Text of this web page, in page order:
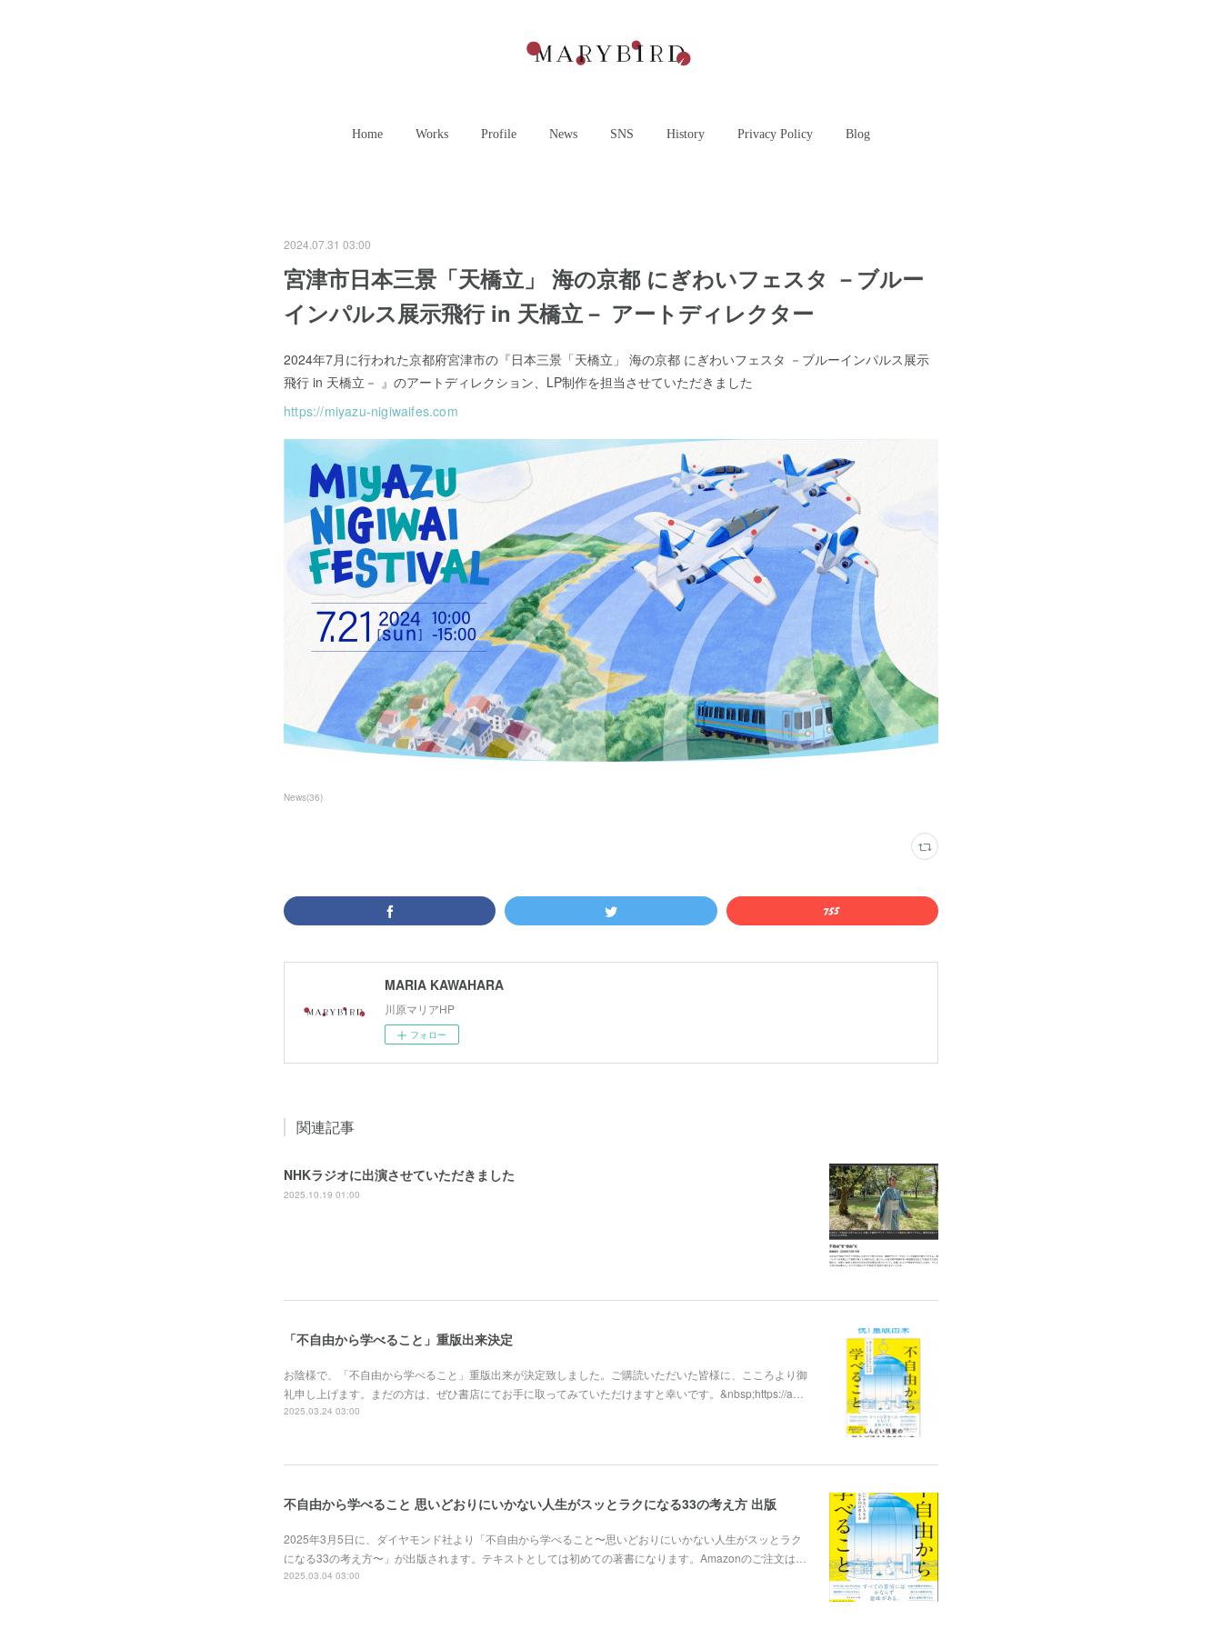
Home Works Profile News SNS History Privacy Policy Blog
2024.07.31 03:00
宮津市日本三景「天橋立」 海の京都 にぎわいフェスタ －ブルー
インパルス展示飛行 in 天橋立－ アートディレクター
2024年7月に行われた京都府宮津市の『日本三景「天橋立」 海の京都 にぎわいフェスタ －ブルーインパルス展示
飛行 in 天橋立－ 』のアートディレクション、LP制作を担当させていただきました
https://miyazu-nigiwaifes.com
News(36)
MARIA KAWAHARA
川原マリアHP
フォロー
関連記事
NHKラジオに出演させていただきました
2025.10.19 01:00
「不自由から学べること」重版出来決定
お陰様で、「不自由から学べること」重版出来が決定致しました。ご購読いただいた皆様に、こころより御
礼申し上げます。まだの方は、ぜひ書店にてお手に取ってみていただけますと幸いです。&nbsp;https://a…
2025.03.24 03:00
不自由から学べること 思いどおりにいかない人生がスッとラクになる33の考え方 出版
2025年3月5日に、ダイヤモンド社より「不自由から学べること〜思いどおりにいかない人生がスッとラク
になる33の考え方〜」が出版されます。テキストとしては初めての著書になります。Amazonのご注文は…
2025.03.04 03:00